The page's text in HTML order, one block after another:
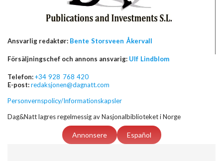
Ansvarlig redaktør: Bente Storsveen Åkervall
Försäljningschef och annons ansvarig: Ulf Lindblom
Telefon:+34 928 768 420
E-post:redaksjonen@dagnatt.com
Personvernspolicy/Informationskapsler
Dag&Natt lagres regelmessig av Nasjonalbiblioteket i Norge
Annonsere Español